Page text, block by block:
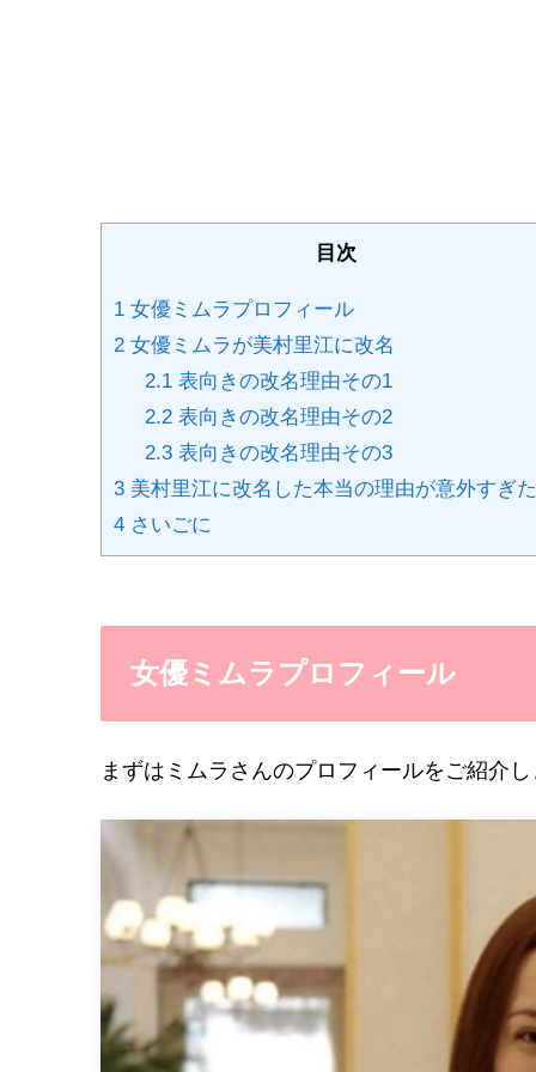
目次
1 女優ミムラプロフィール
2 女優ミムラが美村里江に改名
2.1表向きの改名理由その1
2.2表向きの改名理由その2
2.3表向きの改名理由その3
3 美村里江に改名した本当の理由が意外すぎ
4 さいごに
女優ミムラプロフィール
まずはミムラさんのプロフィールをご紹介